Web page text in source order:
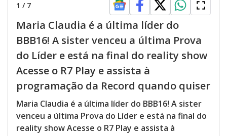
1 / 7
Maria Claudia é a última líder do
BBB16! A sister venceu a última Prova
do Líder e está na final do reality show
Acesse o R7 Play e assista à
programação da Record quando quiser
Maria Claudia é a última líder do BBB16! A sister
venceu a última Prova do Líder e está na final do
reality show Acesse o R7 Play e assista à